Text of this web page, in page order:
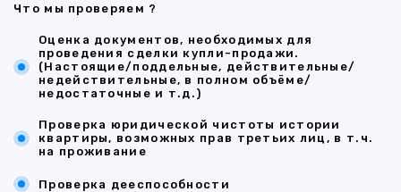
Что мы проверяем ?
Оценка документов, необходимых для
проведения сделки купли-продажи.
(Настоящие/поддельные, действительные/
недействительные, в полном объёме/
недостаточные и т.д.)
Проверка юридической чистоты истории
квартиры, возможных прав третьих лиц, в т.ч.
на проживание
Проверка дееспособности